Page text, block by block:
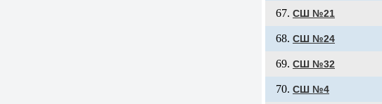
СШ №21
СШ №24
СШ №32
СШ №4